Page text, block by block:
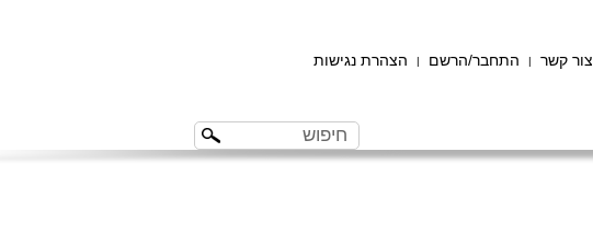
צור קשר | התחבר/הרשם | הצהרת נגישות